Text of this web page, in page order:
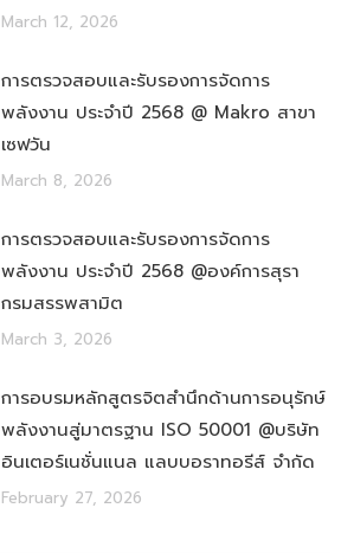
March 12, 2026
การตรวจสอบและรับรองการจัดการ
พลังงาน ประจำปี 2568 @ Makro สาขา
เซฟวัน
March 8, 2026
การตรวจสอบและรับรองการจัดการ
พลังงาน ประจำปี 2568 @องค์การสุรา
กรมสรรพสามิต
March 3, 2026
การอบรมหลักสูตรจิตสำนึกด้านการอนุรักษ์
พลังงานสู่มาตรฐาน ISO 50001 @บริษัท
อินเตอร์เนชั่นแนล แลบบอราทอรีส์ จำกัด
February 27, 2026